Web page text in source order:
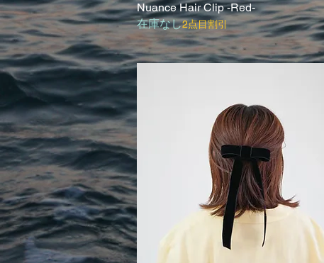
クイックビュー
Nuance Hair Clip -Red-
在庫なし2点目割引